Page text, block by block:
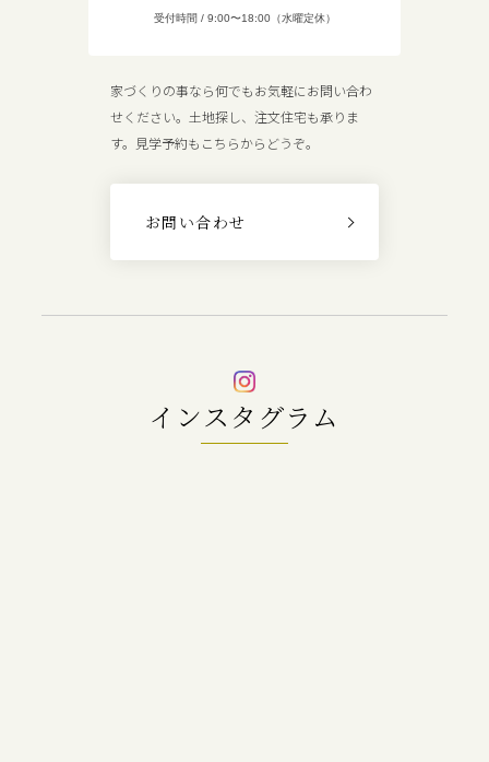
インスタグラム
受付時間 / 9:00〜18:00（水曜定休）
家づくりの事なら何でもお気軽にお問い合わ
せください。土地探し、注文住宅も承りま
す。見学予約もこちらからどうぞ。
お問い合わせ